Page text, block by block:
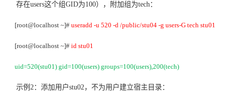
存在users这个组GID为100），附加组为tech：
[root@localhost ~]# useradd -u 520 -d /public/stu04 -g users-G tech stu01
[root@localhost ~]# id stu01
uid=520(stu01) gid=100(users) groups=100(users),200(tech)
示例2：添加用户stu02，不为用户建立宿主目录：